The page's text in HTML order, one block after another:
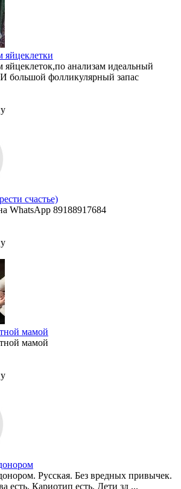
яйцеклетки
яйцеклеток,по анализам идеальный
большой фолликулярный запас
счастье)
WhatsApp 89188917684
мамой
мамой
Русская. Без вредных привычек.
есть. Кариотип есть. Дети зд ...